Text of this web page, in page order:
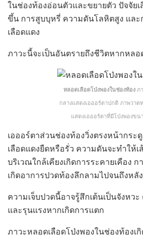
ในช่องท้องอ่อนตัวและขยายตัว ปัจจัย
ขึ้น การสูบบุหรี่ ความดันโลหิตสูง แล
เลือดแดง
ภาวะนี้จะเป็นอันตรายถึงชีวิตหากหลอ
หลอดเลือดโป่งพองในช่องท้องภา
กลางแสดงเอออร์ตาปกติ ภาพวาด
แสดงเอออร์ตาที่มีโป่งพองขน
เอออร์ตาส่วนช่องท้องวิ่งตรงหน้ากระ
เลือดแดงยืดหรือรั่ว ความดันจะทำให้เ
บริเวณใกล้เคียงเกิดการระคายเคือง
เกิดอาการปวดท้องลึกลามไปจนถึงหลั
ความเจ็บปวดนี้อาจรู้สึกเต้นเป็นจังหว
และรุนแรงหากเกิดการแตก
ภาวะหลอดเลือดโป่งพองในช่องท้องเ